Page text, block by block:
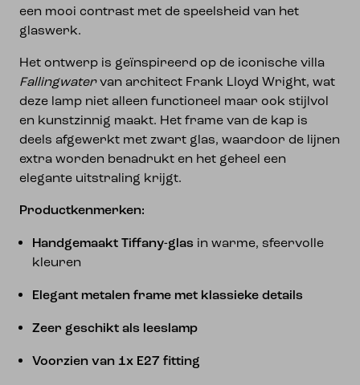
een mooi contrast met de speelsheid van het
glaswerk.
Het ontwerp is geïnspireerd op de iconische villa
Fallingwatervan architect Frank Lloyd Wright, wat
deze lamp niet alleen functioneel maar ook stijlvol
en kunstzinnig maakt. Het frame van de kap is
deels afgewerkt met zwart glas, waardoor de lijnen
extra worden benadrukt en het geheel een
elegante uitstraling krijgt.
Productkenmerken:
Handgemaakt Tiffany-glas in warme, sfeervolle
kleuren
Elegant metalen frame met klassieke details
Zeer geschikt als leeslamp
Voorzien van 1x E27 fitting